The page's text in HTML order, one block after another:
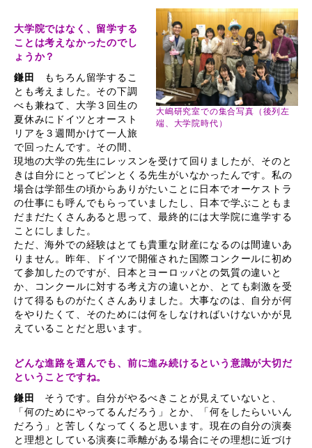
大嶋研究室での集合写真（後列左
端、大学院時代）
大学院ではなく、留学する
ことは考えなかったのでし
ょうか？
鎌田
もちろん留学するこ
とも考えました。その下調
べも兼ねて、大学３回生の
夏休みにドイツとオースト
リアを３週間かけて一人旅
で回ったんです。その間、
現地の大学の先生にレッスンを受けて回りましたが、そのと
きは自分にとってピンとくる先生がいなかったんです。私の
場合は学部生の頃からありがたいことに日本でオーケストラ
の仕事にも呼んでもらっていましたし、日本で学ぶこともま
だまだたくさんあると思って、最終的には大学院に進学する
ことにしました。
ただ、海外での経験はとても貴重な財産になるのは間違いあ
りません。昨年、ドイツで開催された国際コンクールに初め
て参加したのですが、日本とヨーロッパとの気質の違いと
か、コンクールに対する考え方の違いとか、とても刺激を受
けて得るものがたくさんありました。大事なのは、自分が何
をやりたくて、そのためには何をしなければいけないかが見
えていることだと思います。
どんな進路を選んでも、前に進み続けるという意識が大切だ
ということですね。
鎌田
そうです。自分がやるべきことが見えていないと、
「何のためにやってるんだろう」とか、「何をしたらいいん
だろう」と苦しくなってくると思います。現在の自分の演奏
と理想としている演奏に乖離がある場合にその理想に近づけ